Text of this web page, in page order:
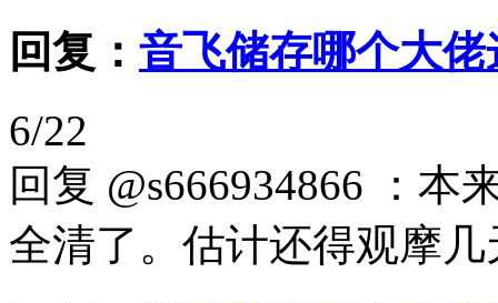
回复： 音飞储存哪个大
6/22
回复 @s666934866 ：
全清了。估计还得观摩几